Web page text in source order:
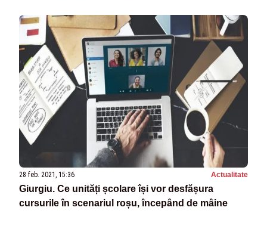
28 feb. 2021, 15:36 Actualitate
Giurgiu. Ce unități școlare își vor desfășura
cursurile în scenariul roșu, începând de mâine